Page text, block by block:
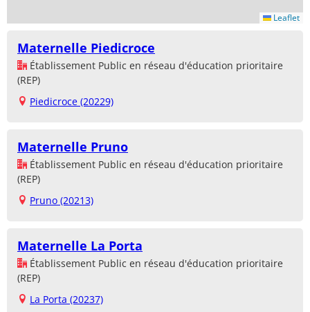
Leaflet
Maternelle Piedicroce
Établissement Public en réseau d'éducation prioritaire
(REP)
Piedicroce (20229)
Maternelle Pruno
Établissement Public en réseau d'éducation prioritaire
(REP)
Pruno (20213)
Maternelle La Porta
Établissement Public en réseau d'éducation prioritaire
(REP)
La Porta (20237)